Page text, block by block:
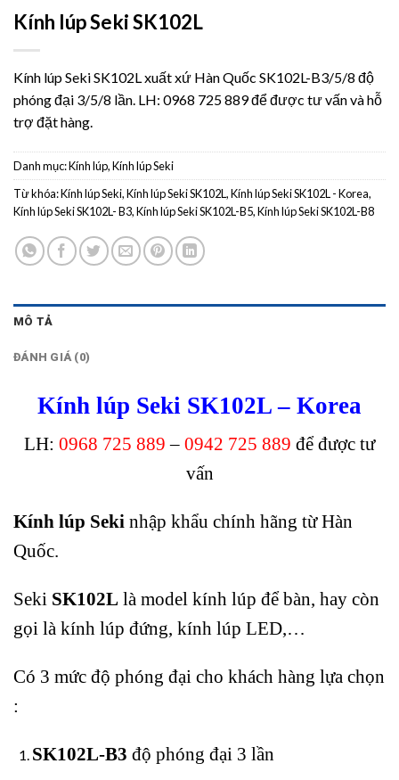
Kính lúp Seki SK102L
Kính lúp Seki SK102L xuất xứ Hàn Quốc SK102L-B3/5/8 độ
phóng đại 3/5/8 lần. LH: 0968 725 889 để được tư vấn và hỗ
trợ đặt hàng.
Danh mục:Kính lúp,Kính lúp Seki
Từ khóa:Kính lúp Seki,Kính lúp Seki SK102L,Kính lúp Seki SK102L - Korea,
Kính lúp Seki SK102L- B3,Kính lúp Seki SK102L-B5,Kính lúp Seki SK102L-B8
MÔ TẢ
ĐÁNH GIÁ (0)
Kính lúp Seki SK102L – Korea
LH: 0968 725 889 – 0942 725 889 để được tư
vấn
Kính lúp Seki nhập khẩu chính hãng từ Hàn
Quốc.
Seki SK102L là model kính lúp để bàn, hay còn
gọi là kính lúp đứng, kính lúp LED,…
Có 3 mức độ phóng đại cho khách hàng lựa chọn
:
SK102L-B3 độ phóng đại 3 lần